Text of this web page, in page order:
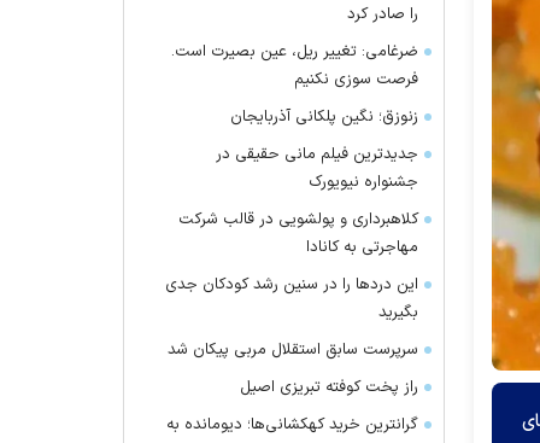
را صادر کرد
ضرغامی: تغییر ریل، عین بصیرت است.
فرصت سوزی نکنیم
زنوزق؛ نگین پلکانی آذربایجان
جدیدترین فیلم مانی حقیقی در
جشنواره نیویورک
کلاهبرداری و پولشویی در قالب شرکت
مهاجرتی به کانادا
این درد‌ها را در سنین رشد کودکان جدی
بگیرید
سرپرست سابق استقلال مربی پیکان شد
راز پخت کوفته تبریزی اصیل
گرانترین خرید کهکشانی‌ها؛ دیومانده به